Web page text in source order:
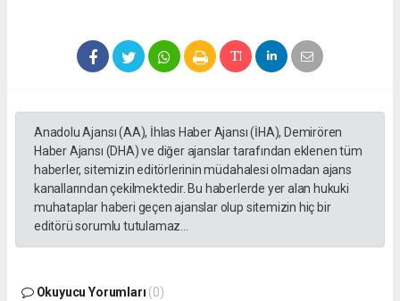
Anadolu Ajansı (AA), İhlas Haber Ajansı (İHA), Demirören
Haber Ajansı (DHA) ve diğer ajanslar tarafından eklenen tüm
haberler, sitemizin editörlerinin müdahalesi olmadan ajans
kanallarından çekilmektedir. Bu haberlerde yer alan hukuki
muhataplar haberi geçen ajanslar olup sitemizin hiç bir
editörü sorumlu tutulamaz...
Okuyucu Yorumları (0)